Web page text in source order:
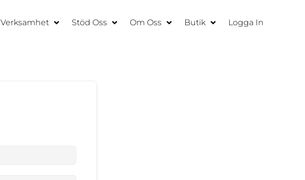
Verksamhet Stöd Oss Om Oss Butik Logga In